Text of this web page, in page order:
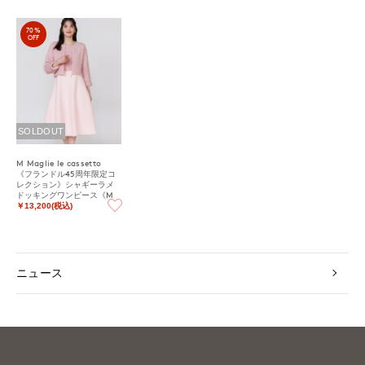
70%
OFF
SOLDOUT
M Maglie le cassetto
《フランドル45周年限定コ
レクション》シャギーラメ
ドッキングワンピース《M
Maglie le cassetto》
￥13,200(税込)
ニュース